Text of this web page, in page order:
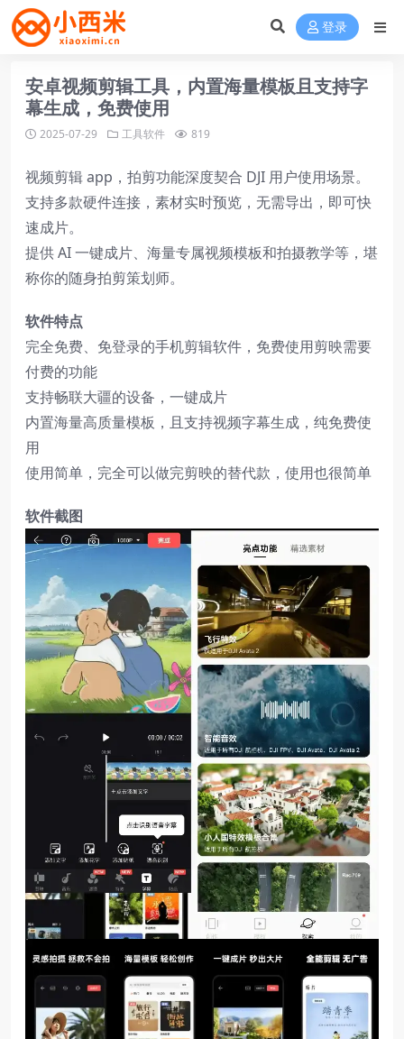
登录
安卓视频剪辑工具，内置海量模板且支持字
幕生成，免费使用
2025-07-29 工具软件 819
视频剪辑 app，拍剪功能深度契合 DJI 用户使用场景。
支持多款硬件连接，素材实时预览，无需导出，即可快
速成片。
提供 AI 一键成片、海量专属视频模板和拍摄教学等，堪
称你的随身拍剪策划师。
软件特点
完全免费、免登录的手机剪辑软件，免费使用剪映需要
付费的功能
支持畅联大疆的设备，一键成片
内置海量高质量模板，且支持视频字幕生成，纯免费使
用
使用简单，完全可以做完剪映的替代款，使用也很简单
软件截图